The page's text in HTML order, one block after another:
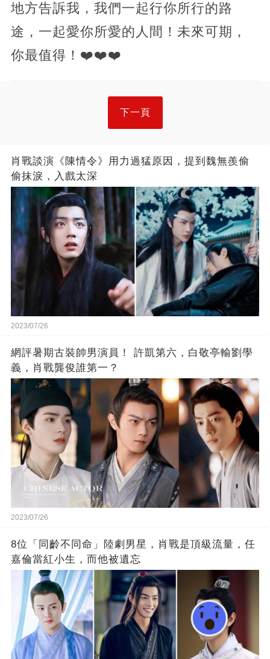
地方告訴我，我們一起行你所行的路
途，一起愛你所愛的人間！未來可期，
你最值得！❤️❤️❤️
下一頁
肖戰談演《陳情令》用力過猛原因，提到魏無羨偷
偷抹淚，入戲太深
2023/07/26
網評暑期古裝帥男演員！ 許凱第六，白敬亭輸劉學
義，肖戰龔俊誰第一？
2023/07/26
8位「同齡不同命」陸劇男星，肖戰是頂級流量，任
嘉倫當紅小生，而他被遺忘